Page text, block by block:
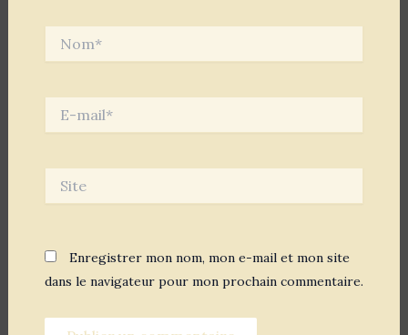
mail*
Enregistrer mon nom, mon e-mail et mon site
dans le navigateur pour mon prochain commentaire.